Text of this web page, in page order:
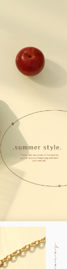
期系統評分，恕無
直營門市／銀行轉
公司）所提供，讓
將買賣／分期付款
款。
商店將以您的個人
集、處理及利用，
更正。
userRule
查看運費